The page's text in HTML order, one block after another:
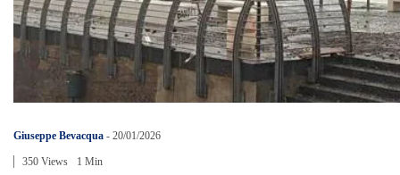
Giuseppe Bevacqua - 20/01/2026
350 Views 1 Min